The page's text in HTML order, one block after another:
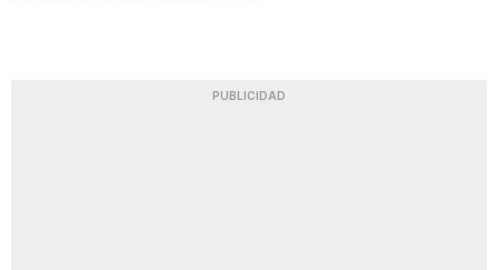
PUBLICIDAD